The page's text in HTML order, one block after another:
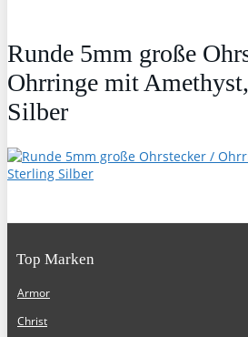
Runde 5mm große
Ohrringe mit
Silber
Top Marken
Armor
Christ